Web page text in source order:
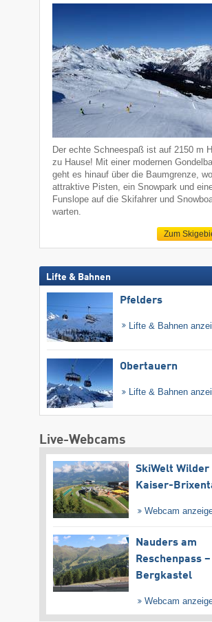
Der echte Schneespaß ist auf 2150 m
zu Hause! Mit einer modernen
geht es hinauf über die Baumgrenze,
attraktive Pisten, ein Snowpark und
Funslope auf die Skifahrer und
warten.
Zum
Lifte & Bahnen
Pfelders
Lifte & Bahnen
Obertauern
Lifte & Bahnen
Live-Webcams
SkiWelt Wilder
Kaiser-
Webcam
Nauders am
Reschenpass –
Bergkastel
Webcam